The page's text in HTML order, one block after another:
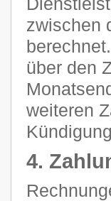
zwischen
über den
weiteren
4.